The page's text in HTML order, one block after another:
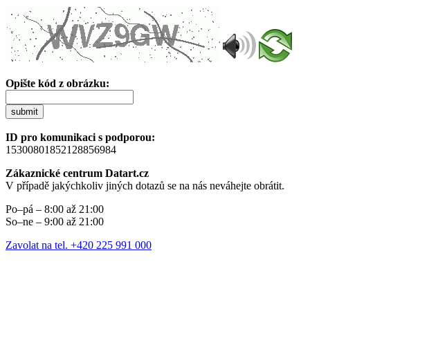
Opište kód z obrázku:
submit
ID pro komunikaci s podporou:
15300801852128856984
Zákaznické centrum Datart.cz
V případě jakýchkoliv jiných dotazů se na nás neváhejte obrátit.
Po–pá – 8:00 až 21:00
So–ne – 9:00 až 21:00
Zavolat na tel. +420 225 991 000